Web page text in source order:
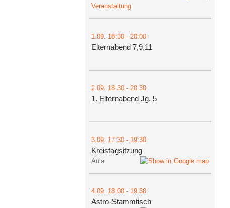
Veranstaltung
1.09. 18:30- 20:00
Elternabend 7,9,11
2.09. 18:30- 20:30
1. Elternabend Jg. 5
3.09. 17:30- 19:30
Kreistagsitzung
Aula
4.09. 18:00- 19:30
Astro-Stammtisch